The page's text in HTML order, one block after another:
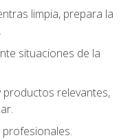
limpia, prepara la
situaciones de la
relevantes,